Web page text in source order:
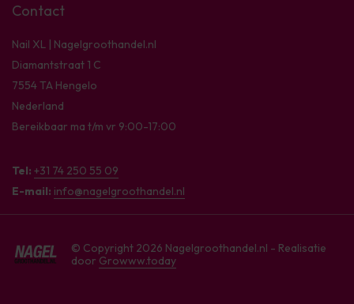
Contact
Nail XL | Nagelgroothandel.nl
Diamantstraat 1 C
7554 TA Hengelo
Nederland
Bereikbaar ma t/m vr 9:00-17:00
Tel: +31 74 250 55 09
E-mail: info@nagelgroothandel.nl
© Copyright 2026 Nagelgroothandel.nl - Realisatie
door Growww.today